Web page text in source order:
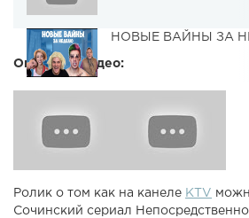
НОВЫЕ ВАЙНЫ ЗА
Описание видео:
Ролик о том как на канеле KTV
Сочинский сериал